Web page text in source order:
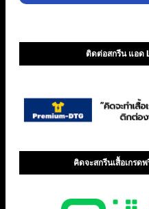
ติดต่อสกรีน แอด
คิดจะสกรีนเสื้อเกรด